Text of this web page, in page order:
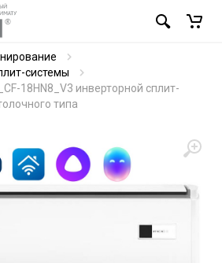
системы
18HN8_V3 инверторной сплит-
типа